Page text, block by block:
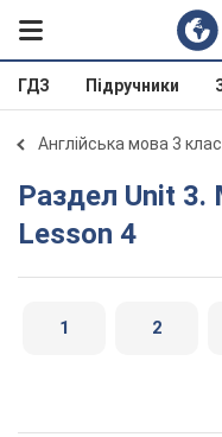
ГДЗ Підручники
Англійська мова 3
Раздел Unit 3. Meet My Family.
Lesson 4
1 2